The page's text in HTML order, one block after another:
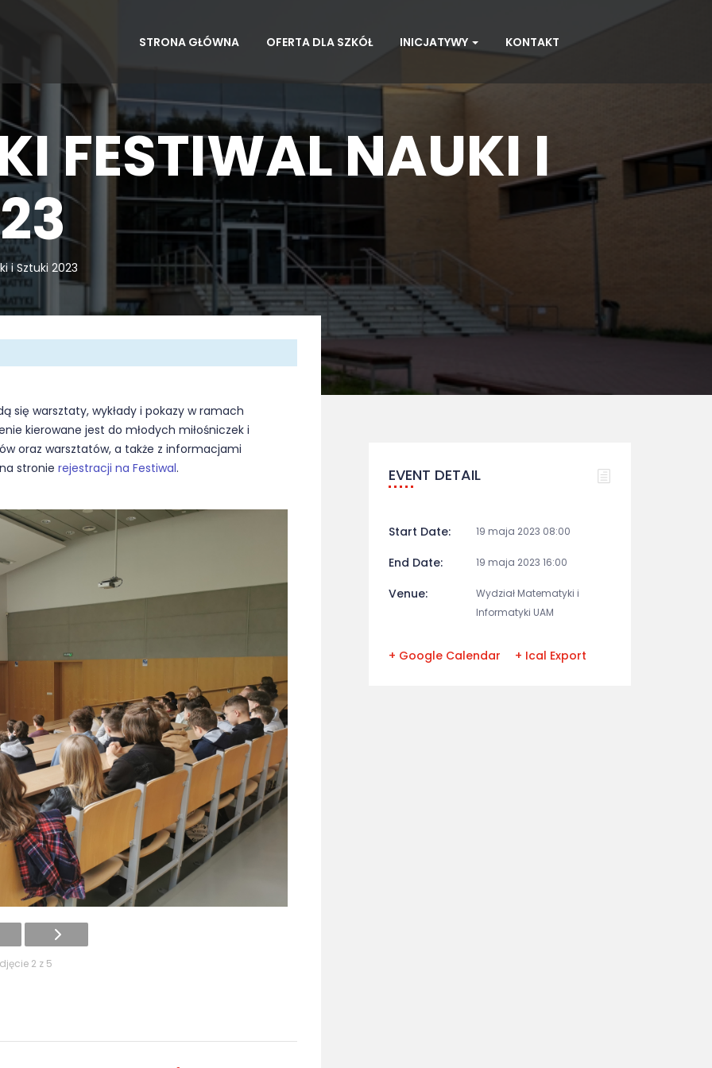
STRONA GŁÓWNA OFERTA DLA SZKÓŁ INICJATYWY KONTAKT
FESTIWAL NAUKI I
i Sztuki 2023
się warsztaty, wykłady i pokazy w ramach
kierowane jest do młodych miłośniczek i
oraz warsztatów, a także z informacjami
stronie rejestracji na Festiwal.
2 z 5
EVENT DETAIL
Start Date: 19 maja 2023 08:00
End Date: 19 maja 2023 16:00
Venue:
Wydział Matematyki i
Informatyki UAM
+ Google Calendar + Ical Export